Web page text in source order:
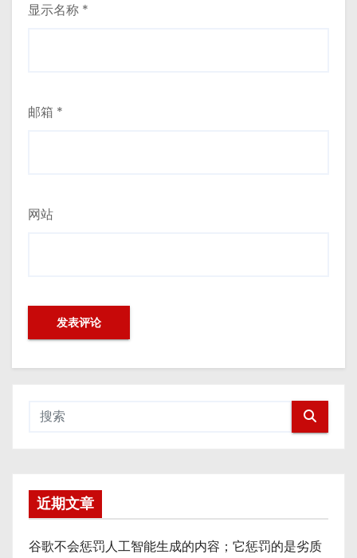
显示名称 *
邮箱 *
网站
近期文章
谷歌不会惩罚人工智能生成的内容；它惩罚的是劣质